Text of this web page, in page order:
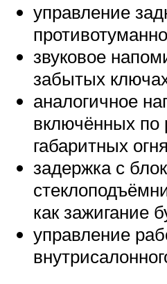
управление
звуковое
забытых
аналогичное
включённых по
габаритных
задержка с
как зажигание
управление